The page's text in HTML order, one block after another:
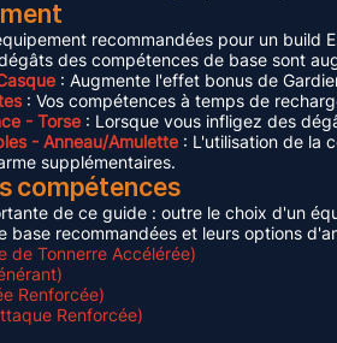
recommandées pour un build
des compétences de base sont
: Augmente l'effet bonus de
: Vos compétences à temps de
- Torse : Lorsque vous infligez des
- Anneau/Amulette : L'utilisation de la
supplémentaires.
compétences
de ce guide : outre le choix d'un
base recommandées et leurs options
de Tonnerre Accélérée)
Renforcée)
Renforcée)